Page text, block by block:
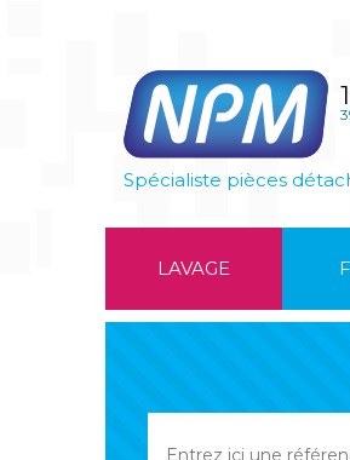
Spécialiste pièces
LAVAGE